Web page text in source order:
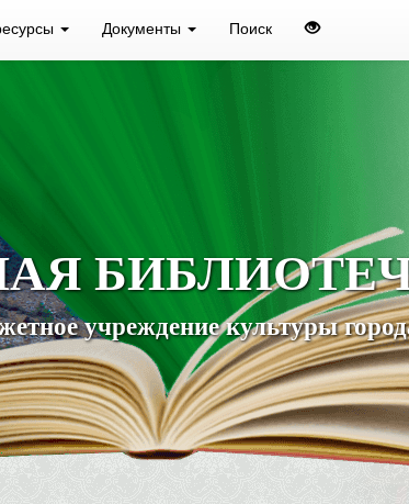
Документы Поиск
учреждение культуры